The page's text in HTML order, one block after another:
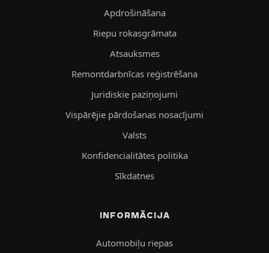
Apdrošināšana
Riepu rokasgrāmata
Atsauksmes
Remontdarbnīcas reģistrēšana
Juridiskie paziņojumi
Vispārējie pārdošanas nosacījumi
Valsts
Konfidencialitātes politika
Sīkdatnes
INFORMĀCIJA
Automobiļu riepas